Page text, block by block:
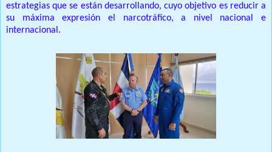
estrategias que se están desarrollando, cuyo objetivo es reducir a
su máxima expresión el narcotráfico, a nivel nacional e
internacional.